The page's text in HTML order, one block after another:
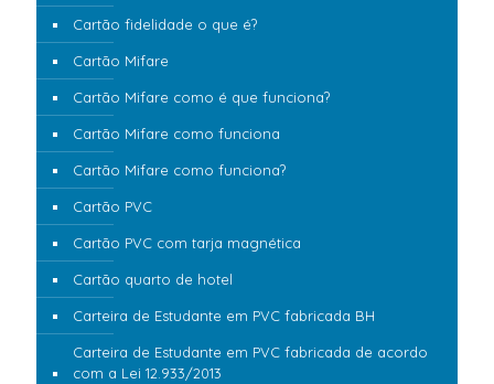
Cartão fidelidade o que é?
Cartão Mifare
Cartão Mifare como é que funciona?
Cartão Mifare como funciona
Cartão Mifare como funciona?
Cartão PVC
Cartão PVC com tarja magnética
Cartão quarto de hotel
Carteira de Estudante em PVC fabricada BH
Carteira de Estudante em PVC fabricada de acordo
com a Lei 12.933/2013